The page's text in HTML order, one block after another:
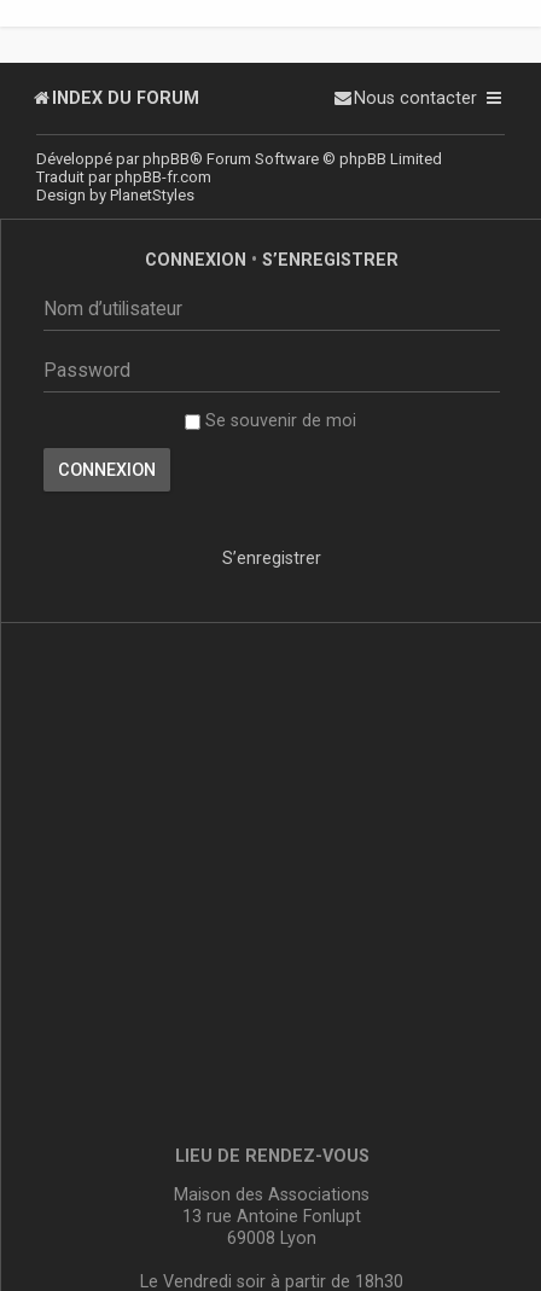
INDEX DU FORUM Nous contacter
Développé parphpBB® Forum Software © phpBB Limited
Traduit parphpBB-fr.com
Design by PlanetStyles
CONNEXION • S’ENREGISTRER
Se souvenir de moi
S’enregistrer
LIEU DE RENDEZ-VOUS
Maison des Associations
13 rue Antoine Fonlupt
69008 Lyon
Le Vendredi soir à partir de 18h30